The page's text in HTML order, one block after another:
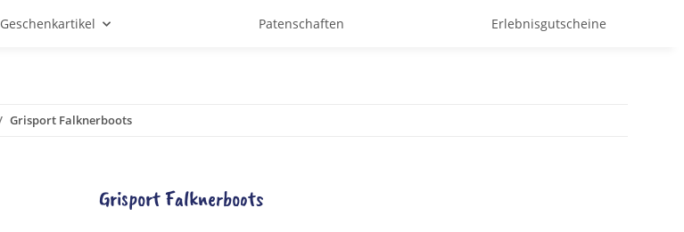
Geschenkartikel Patenschaften Erlebnisgutscheine
Grisport Falknerboots
Grisport Falknerboots